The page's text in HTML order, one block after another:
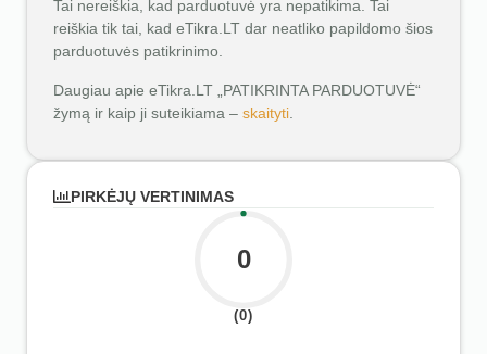
Tai nereiškia, kad parduotuvė yra nepatikima. Tai
reiškia tik tai, kad eTikra.LT dar neatliko papildomo šios
parduotuvės patikrinimo.
Daugiau apie eTikra.LT „PATIKRINTA PARDUOTUVĖ“
žymą ir kaip ji suteikiama – skaityti
PIRKĖJŲ VERTINIMAS
0
(0)